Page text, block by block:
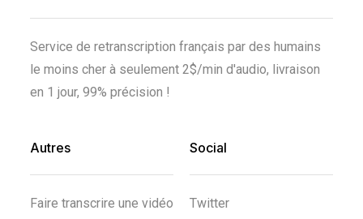
Service de retranscription français par des humains
le moins cher à seulement 2$/min d'audio, livraison
en 1 jour, 99% précision !
Autres
Faire transcrire une vidéo
Social
Twitter